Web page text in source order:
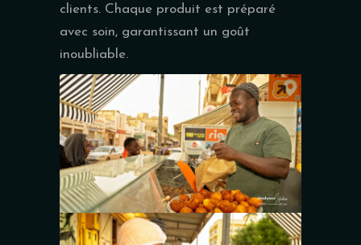
clients. Chaque produit est préparé
avec soin, garantissant un goût
inoubliable.
Boulangerie Cheikh Bethio à Touba